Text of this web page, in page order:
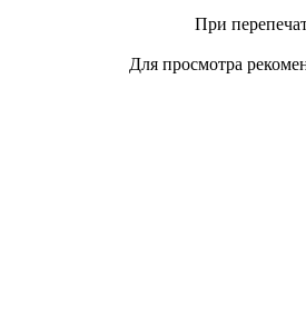
При
Для просмотра